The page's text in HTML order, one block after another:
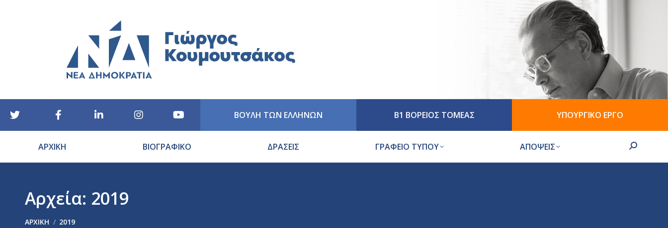
ΒΟΥΛΗ ΤΩΝ ΕΛΛΗΝΩΝ Β1 ΒΟΡΕΙΟΣ ΤΟΜΕΑΣ ΥΠΟΥΡΓΙΚΟ ΕΡΓΟ
ΑΡΧΙΚΗ ΒΙΟΓΡΑΦΙΚΟ ΔΡΑΣΕΙΣ ΓΡΑΦΕΙΟ ΤΥΠΟΥ ΑΠΟΨΕΙΣ Search:
Αρχεία: 2019
ΑΡΧΙΚΉ 2019